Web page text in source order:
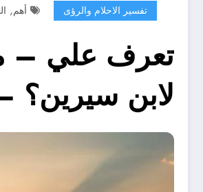
تفسير الاحلام والرؤى أهم,
تعرف علي – ما
لابن سيرين؟